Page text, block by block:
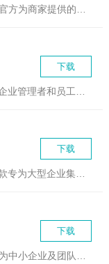
下载
下载
集团管家最新版本APP是一款专为大型企业集团设计的综合性办公...
下载
考勤表记工免费版是一款专为中小企业及团队设计的高效、便捷的考...